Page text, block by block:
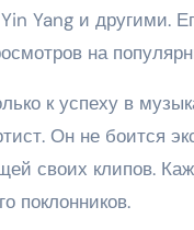
Yang и другими.
на
к успеху в
Он не боится
своих клипов.
поклонников.